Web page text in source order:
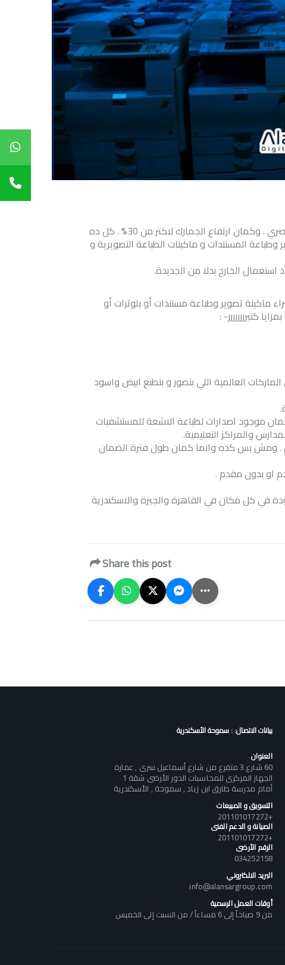
تعويم الجنيه المصري وارتفاع سعر الدولار الي ضعف سعره قصاد الجنيه المصري . وكمان ارتفاع الجمارك لاكتر من 30% . كل ده
المستندات و ماكينات الطباعة التصويرية و
استعمال الخارج بدلا من الجديدة.
ماكينة تصوير وطباعة مستندات أو بلوترات أو
كتيرررررررر: -
العالمية اللي بتصور و بتطبع ابيض واسود
.
موجود اصدارات لطباعة الاشعة للمستشفيات
والمراكز التعليمية.
المستهلك خلال 14 يوم من الاستبدال . ومش بس كده وانما كمان طول فترة الضمان
او بدون مقدم .
في كل مكان في القاهرة والجيزة والاسكندرية
Share this post
بيانات الاتصال: : سموحة الأسكندرية
العنوان
60 شارع 3 متفرع من شارع أسماعيل سرى , عمارة
الجهاز المركزى للمحاسبات الدور الأرضى شقة 1
أمام مدرسة طارق ابن زياد , سموحة , الأسكندرية
التسويق و المبيعات
+201101017272
الصيانة و الدعم الفنى
+201101017272
الرقم الأرضى
034252158
البريد الالكتروني
info@alansargroup.com
أوقات العمل الرسمية
من 9 صباحاً إلى 6 مساءاً / من السبت إلى الخميس